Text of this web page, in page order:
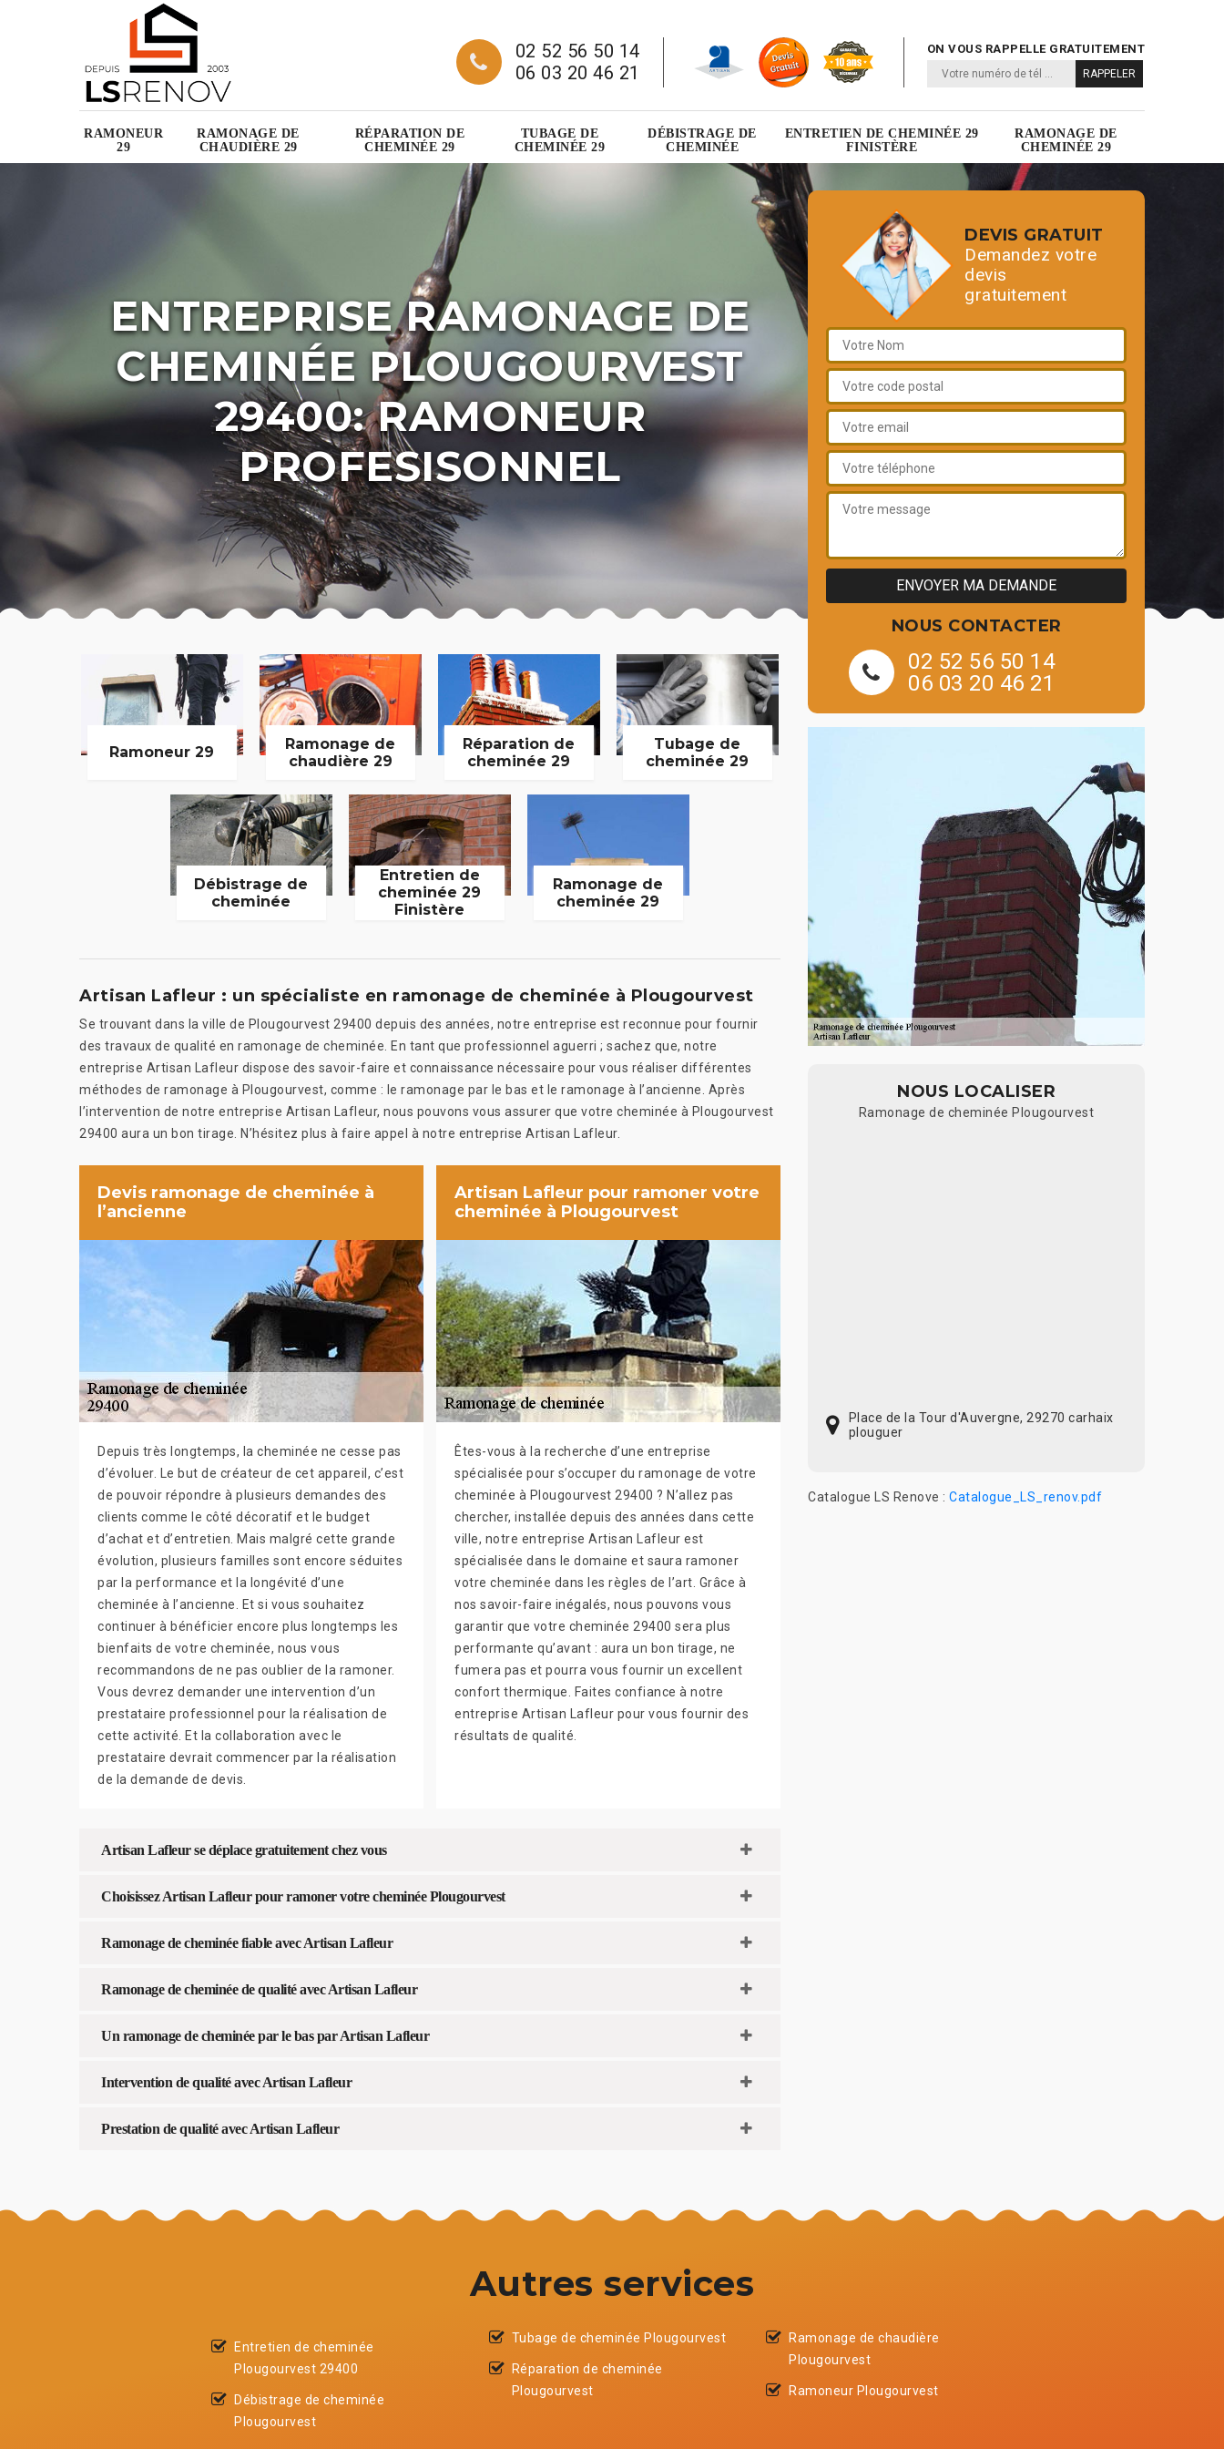
02 52 56 50 14
06 03 20 46 21
ON VOUS RAPPELLE GRATUITEMENT
RAMONEUR
29
RAMONAGE DE
CHAUDIÈRE 29
RÉPARATION DE
CHEMINÉE 29
TUBAGE DE
CHEMINÉE 29
DÉBISTRAGE DE
CHEMINÉE
ENTRETIEN DE CHEMINÉE 29
FINISTÈRE
RAMONAGE DE
CHEMINÉE 29
ENTREPRISE RAMONAGE DE
CHEMINÉE PLOUGOURVEST
29400: RAMONEUR
PROFESISONNEL
Ramoneur 29
Ramonage de
chaudière 29
Réparation de
cheminée 29
Tubage de
cheminée 29
Débistrage de
cheminée
Entretien de
cheminée 29
Finistère
Ramonage de
cheminée 29
Artisan Lafleur : un spécialiste en ramonage de cheminée à Plougourvest
Se trouvant dans la ville de Plougourvest 29400 depuis des années, notre entreprise est reconnue pour fournir
des travaux de qualité en ramonage de cheminée. En tant que professionnel aguerri ; sachez que, notre
entreprise Artisan Lafleur dispose des savoir-faire et connaissance nécessaire pour vous réaliser différentes
méthodes de ramonage à Plougourvest, comme : le ramonage par le bas et le ramonage à l’ancienne. Après
l’intervention de notre entreprise Artisan Lafleur, nous pouvons vous assurer que votre cheminée à Plougourvest
29400 aura un bon tirage. N’hésitez plus à faire appel à notre entreprise Artisan Lafleur.
Devis ramonage de cheminée à
l’ancienne
Depuis très longtemps, la cheminée ne cesse pas
d’évoluer. Le but de créateur de cet appareil, c’est
de pouvoir répondre à plusieurs demandes des
clients comme le côté décoratif et le budget
d’achat et d’entretien. Mais malgré cette grande
évolution, plusieurs familles sont encore séduites
par la performance et la longévité d’une
cheminée à l’ancienne. Et si vous souhaitez
continuer à bénéficier encore plus longtemps les
bienfaits de votre cheminée, nous vous
recommandons de ne pas oublier de la ramoner.
Vous devrez demander une intervention d’un
prestataire professionnel pour la réalisation de
cette activité. Et la collaboration avec le
prestataire devrait commencer par la réalisation
de la demande de devis.
Artisan Lafleur pour ramoner votre
cheminée à Plougourvest
Êtes-vous à la recherche d’une entreprise
spécialisée pour s’occuper du ramonage de votre
cheminée à Plougourvest 29400 ? N’allez pas
chercher, installée depuis des années dans cette
ville, notre entreprise Artisan Lafleur est
spécialisée dans le domaine et saura ramoner
votre cheminée dans les règles de l’art. Grâce à
nos savoir-faire inégalés, nous pouvons vous
garantir que votre cheminée 29400 sera plus
performante qu’avant : aura un bon tirage, ne
fumera pas et pourra vous fournir un excellent
confort thermique. Faites confiance à notre
entreprise Artisan Lafleur pour vous fournir des
résultats de qualité.
Artisan Lafleur se déplace gratuitement chez vous
Choisissez Artisan Lafleur pour ramoner votre cheminée Plougourvest
Ramonage de cheminée fiable avec Artisan Lafleur
Ramonage de cheminée de qualité avec Artisan Lafleur
Un ramonage de cheminée par le bas par Artisan Lafleur
Intervention de qualité avec Artisan Lafleur
Prestation de qualité avec Artisan Lafleur
DEVIS GRATUIT
Demandez votre
devis
gratuitement
NOUS CONTACTER
02 52 56 50 14
06 03 20 46 21
NOUS LOCALISER
Ramonage de cheminée Plougourvest
Place de la Tour d'Auvergne, 29270 carhaix
plouguer
Catalogue LS Renove : Catalogue_LS_renov.pdf
Autres services
Entretien de cheminée
Plougourvest 29400
Débistrage de cheminée
Plougourvest
Tubage de cheminée Plougourvest
Réparation de cheminée
Plougourvest
Ramonage de chaudière
Plougourvest
Ramoneur Plougourvest